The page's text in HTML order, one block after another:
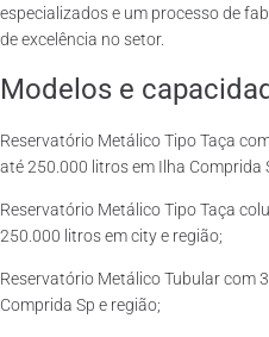
especializados e um processo de
de excelência no setor.
Modelos e
Reservatório Metálico Tipo Taça
até 250.000 litros em Ilha Comprida
Reservatório Metálico Tipo Taça
250.000 litros em city e região;
Reservatório Metálico Tubular com
Comprida Sp e região;